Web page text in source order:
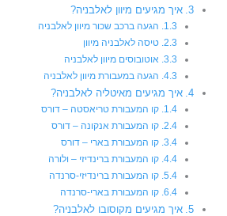
איך מגיעים מיוון לאלבניה?
הגעה ברכב שכור מיוון לאלבניה
טיסה לאלבניה מיוון
אוטובוסים מיוון לאלבניה
הגעה במעבורת מיוון לאלבניה
איך מגיעים מאיטליה לאלבניה?
קו המעבורת טריאסטה – דורס
קו המעבורת אנקונה – דורס
קו המעבורת בארי – דורס
קו המעבורת ברינדיזי – ולורה
קו המעבורת ברינדיזי-סרנדה
קו המעבורת בארי-סרנדה
איך מגיעים מקוסובו לאלבניה?